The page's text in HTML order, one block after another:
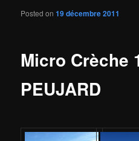
Micro Crèche
PEUJARD
Posted on19 décembre 2011